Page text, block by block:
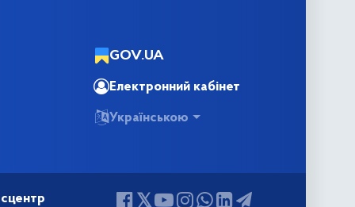
GOV.UA
Електронний кабінет
Українською